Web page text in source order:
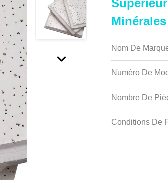
Nom De
Numéro De
Nombre De
Conditions De